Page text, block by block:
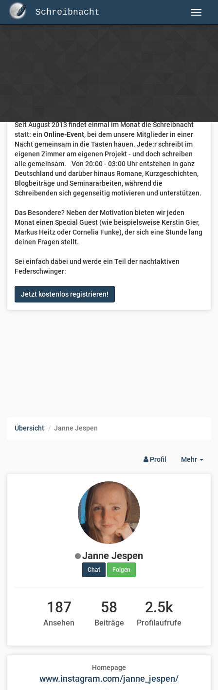
Schreibnacht
Seit August 2013 findet einmal im Monat die Schreibnacht
statt: ein Online-Event, bei dem unsere Mitglieder in einer
Nacht gemeinsam in die Tasten hauen. Jede:r schreibt im
eigenen Zimmer am eigenen Projekt - und doch schreiben
alle gemeinsam. Von 20:00 - 03:00 Uhr entstehen in ganz
Deutschland und darüber hinaus Romane, Kurzgeschichten,
Blogbeiträge und Seminararbeiten, während die
Schreibenden sich gegenseitig motivieren und unterstützen.
Das Besondere? Neben der Motivation bieten wir jeden
Monat einen Special Guest (wie beispielsweise Kerstin Gier,
Markus Heitz oder Cornelia Funke), der sich eine Stunde lang
deinen Fragen stellt.
Sei einfach dabei und werde ein Teil der nachtaktiven
Federschwinger:
Jetzt kostenlos registrieren!
Übersicht Janne Jespen
Mehr
Profil
Janne Jespen
Chat Folgen
187
Ansehen
58
Beiträge
2.5k
Profilaufrufe
Homepage
www.instagram.com/janne_jespen/